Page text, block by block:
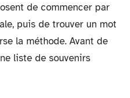
de commencer par
puis de trouver un mot
la méthode. Avant de
liste de souvenirs